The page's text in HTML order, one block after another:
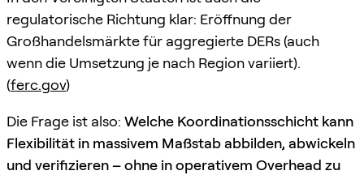
regulatorische Richtung klar: Eröffnung der
Großhandelsmärkte für aggregierte DERs (auch
wenn die Umsetzung je nach Region variiert).
(ferc.gov)
Die Frage ist also: Welche Koordinationsschicht kann
Flexibilität in massivem Maßstab abbilden, abwickeln
und verifizieren – ohne in operativem Overhead zu